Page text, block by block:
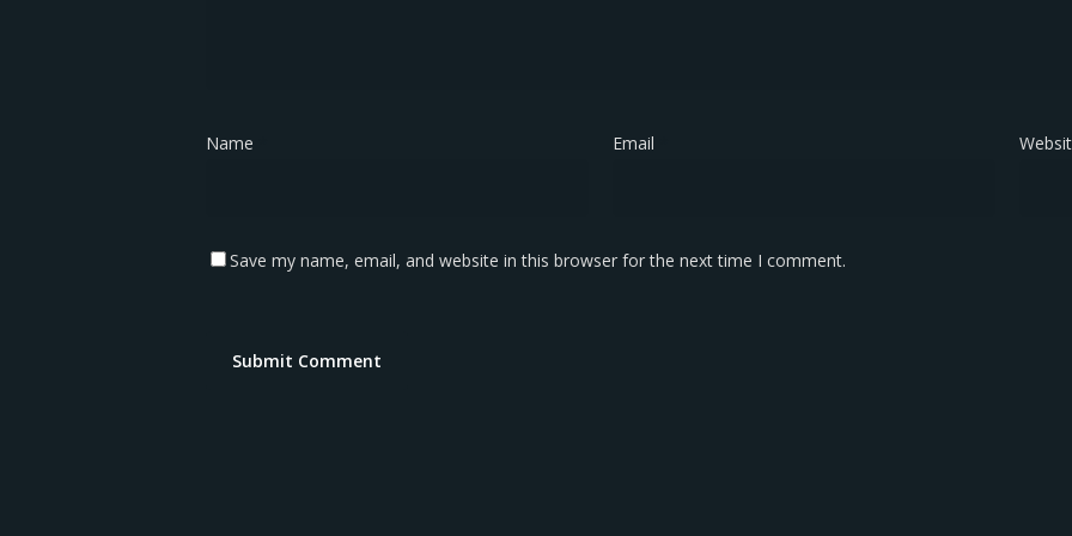
Name Email
Save my name, email, and website in this browser for the next time I comment.